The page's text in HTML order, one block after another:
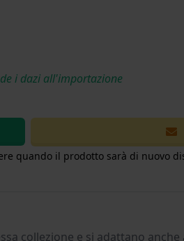
i dazi all'importazione
quando il prodotto sarà di nuovo
collezione e si adattano